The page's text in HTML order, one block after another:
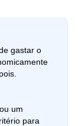
gastar o
um
para